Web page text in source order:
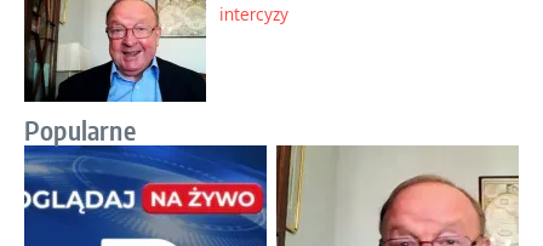
intercyzy
Popularne